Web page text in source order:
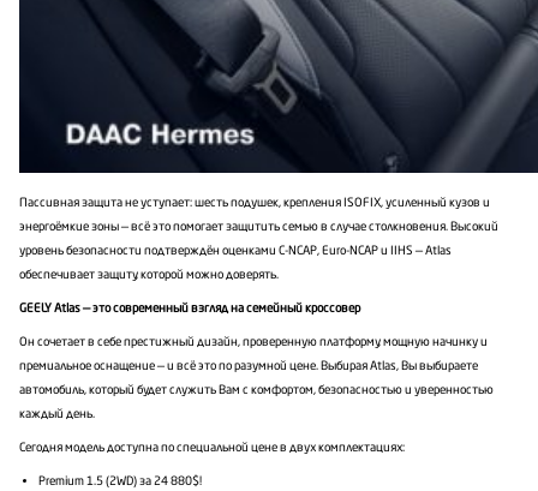
Пассивная защита не уступает: шесть подушек, крепления ISOFIX, усиленный кузов и
энергоёмкие зоны — всё это помогает защитить семью в случае столкновения. Высокий
уровень безопасности подтверждён оценками C-NCAP, Euro-NCAP и IIHS — Atlas
обеспечивает защиту, которой можно доверять.
GEELY Atlas — это современный взгляд на семейный кроссовер
Он сочетает в себе престижный дизайн, проверенную платформу, мощную начинку и
премиальное оснащение — и всё это по разумной цене. Выбирая Atlas, Вы выбираете
автомобиль, который будет служить Вам с комфортом, безопасностью и уверенностью
каждый день.
Сегодня модель доступна по специальной цене в двух комплектациях:
Premium 1.5 (2WD) за 24 880$!